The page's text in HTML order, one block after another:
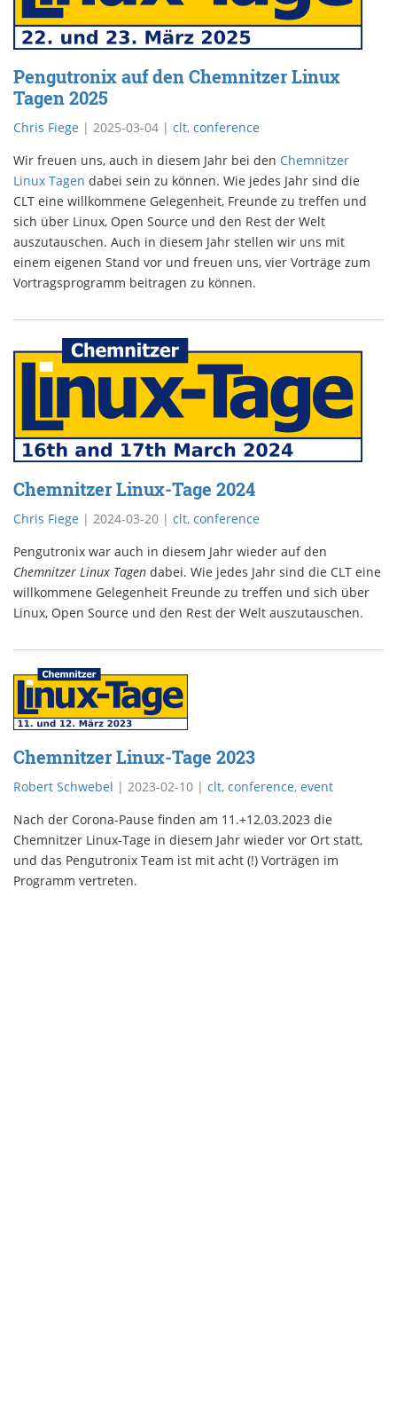
Pengutronix auf den Chemnitzer Linux
Tagen 2025
Chris Fiege | 2025-03-04 | clt, conference
Wir freuen uns, auch in diesem Jahr bei den Chemnitzer
Linux Tagen dabei sein zu können. Wie jedes Jahr sind die
CLT eine willkommene Gelegenheit, Freunde zu treffen und
sich über Linux, Open Source und den Rest der Welt
auszutauschen. Auch in diesem Jahr stellen wir uns mit
einem eigenen Stand vor und freuen uns, vier Vorträge zum
Vortragsprogramm beitragen zu können.
Chemnitzer Linux-Tage 2024
Chris Fiege | 2024-03-20 | clt, conference
Pengutronix war auch in diesem Jahr wieder auf den
Chemnitzer Linux Tagen dabei. Wie jedes Jahr sind die CLT eine
willkommene Gelegenheit Freunde zu treffen und sich über
Linux, Open Source und den Rest der Welt auszutauschen.
Chemnitzer Linux-Tage 2023
Robert Schwebel | 2023-02-10 | clt, conference, event
Nach der Corona-Pause finden am 11.+12.03.2023 die
Chemnitzer Linux-Tage in diesem Jahr wieder vor Ort statt,
und das Pengutronix Team ist mit acht (!) Vorträgen im
Programm vertreten.